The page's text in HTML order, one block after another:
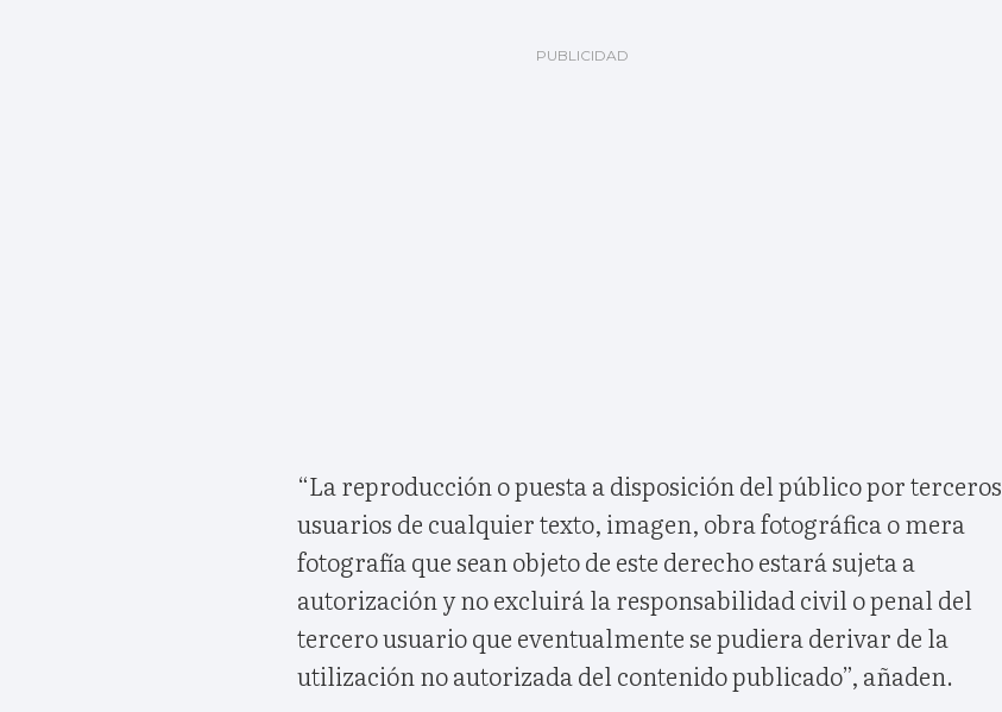
“La reproducción o puesta a disposición del público por terceros
usuarios de cualquier texto, imagen, obra fotográfica o mera
fotografía que sean objeto de este derecho estará sujeta a
autorización y no excluirá la responsabilidad civil o penal del
tercero usuario que eventualmente se pudiera derivar de la
utilización no autorizada del contenido publicado”, añaden.